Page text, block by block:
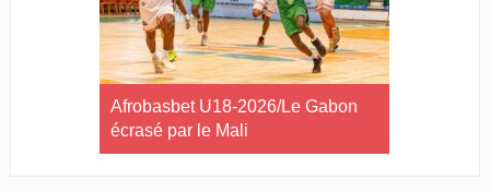
Afrobasbet U18-2026/Le Gabon
écrasé par le Mali